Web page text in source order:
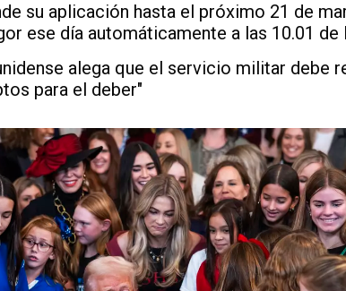
su aplicación hasta el próximo 21 de
ese día automáticamente a las 10.01 de
alega que el servicio militar debe
para el deber"